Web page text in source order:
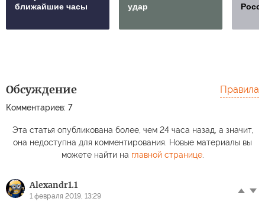
ближайшие часы
удар
Обсуждение
Комментариев: 7
Правила
Эта статья опубликована более, чем 24 часа назад, а значит,
она недоступна для комментирования. Новые материалы вы
можете найти на главной странице.
Alexandr1.1
1 февраля 2019, 13:29